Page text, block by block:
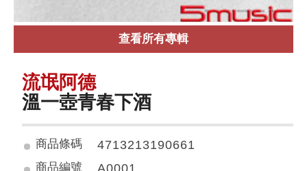
查看所有專輯
流氓阿德
溫一壺青春下酒
商品條碼 4713213190661
商品編號